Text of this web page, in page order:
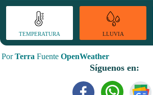
TEMPERATURA LLUVIA
PorTerra Fuente OpenWeather
Síguenos en: